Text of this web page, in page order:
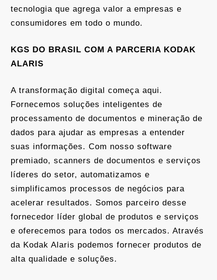
tecnologia que agrega valor a empresas e
consumidores em todo o mundo.
KGS DO BRASIL COM A PARCERIA KODAK
ALARIS
A transformação digital começa aqui.
Fornecemos soluções inteligentes de
processamento de documentos e mineração de
dados para ajudar as empresas a entender
suas informações. Com nosso software
premiado, scanners de documentos e serviços
líderes do setor, automatizamos e
simplificamos processos de negócios para
acelerar resultados. Somos parceiro desse
fornecedor líder global de produtos e serviços
e oferecemos para todos os mercados. Através
da Kodak Alaris podemos fornecer produtos de
alta qualidade e soluções.